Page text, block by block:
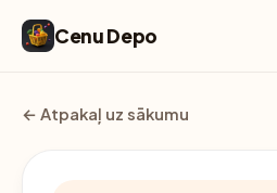
Cenu Depo
← Atpakaļ uz sākumu